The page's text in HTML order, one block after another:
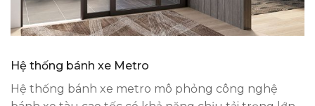
Hệ thống bánh xe Metro
Hệ thống bánh xe metro mô phỏng công nghệ